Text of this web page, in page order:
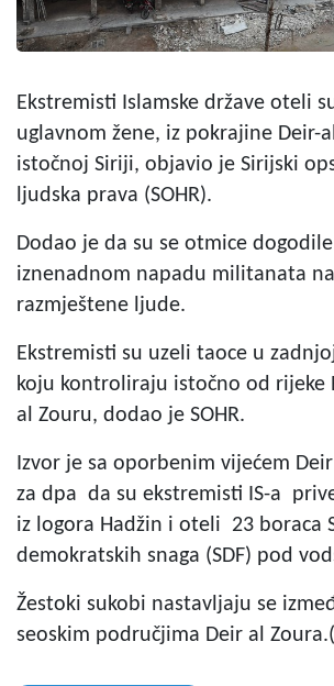
Ekstremisti Islamske države oteli
uglavnom žene, iz pokrajine Deir-
istočnoj Siriji, objavio je Sirijski
ljudska prava (SOHR).
Dodao je da su se otmice
iznenadnom napadu militanata
razmještene ljude.
Ekstremisti su uzeli taoce u
koju kontroliraju istočno od rijeke
al Zouru, dodao je SOHR.
Izvor je sa oporbenim vijećem
za dpa da su ekstremisti IS-a
iz logora Hadžin i oteli 23 boraca
demokratskih snaga (SDF) pod
Žestoki sukobi nastavljaju se
seoskim područjima Deir al